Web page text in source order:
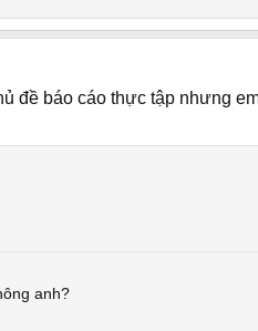
đề báo cáo thực tập nhưng
anh?